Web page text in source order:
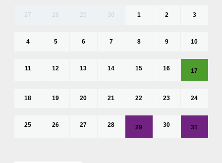
27 28 29 30 1 2 3
4 5 6 7 8 9 10
11 12 13 14 15 16 17
18 19 20 21 22 23 24
25 26 27 28 29 30 31